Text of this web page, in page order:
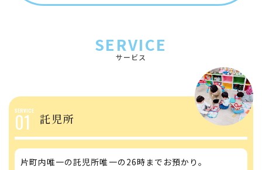
SERVICE
サービス
01 託児所
片町内唯一の託児所唯一の26時までお預かり。